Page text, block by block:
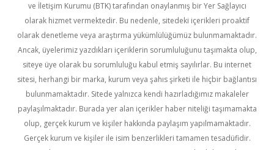
ve İletişim Kurumu (BTK) tarafından onaylanmış bir Yer Sağlayıcı
olarak hizmet vermektedir. Bu nedenle, sitedeki içerikleri proaktif
olarak denetleme veya araştırma yükümlülüğümüz bulunmamaktadır.
Ancak, üyelerimiz yazdıkları içeriklerin sorumluluğunu taşımakta olup,
siteye üye olarak bu sorumluluğu kabul etmiş sayılırlar. Bu internet
sitesi, herhangi bir marka, kurum veya şahıs şirketi ile hiçbir bağlantısı
bulunmamaktadır. Sitede yalnızca kendi hazırladığımız makaleler
paylaşılmaktadır. Burada yer alan içerikler haber niteliği taşımamakta
olup, gerçek kurum ve kişiler hakkında paylaşım yapılmamaktadır.
Gerçek kurum ve kişiler ile isim benzerlikleri tamamen tesadüfidir.